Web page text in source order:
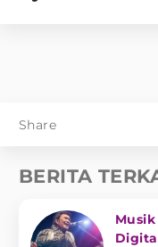
Share
BERITA